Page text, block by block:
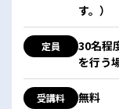
す。）
定員
30名程
を行う
受講料 無料